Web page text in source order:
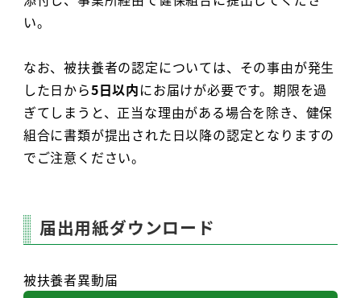
い。
なお、被扶養者の認定については、その事由が発生
した日から5日以内にお届けが必要です。期限を過
ぎてしまうと、正当な理由がある場合を除き、健保
組合に書類が提出された日以降の認定となりますの
でご注意ください。
届出用紙ダウンロード
被扶養者異動届